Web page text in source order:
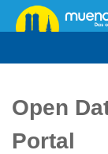
Überspringen
zum
Open
Portal